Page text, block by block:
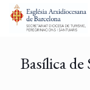
Basílica